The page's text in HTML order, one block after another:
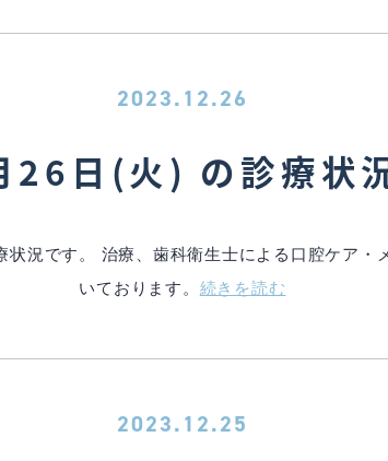
2023.12.26
日(火) の診療状況
況です。 治療、歯科衛生士による口腔ケア・
いております。 続きを読む
2023.12.25